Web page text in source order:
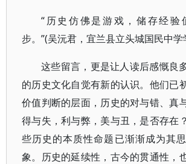
“历史仿佛是游戏，储存经验
步。”(吴沅君，宜兰县立头城国民中学
这些留言，更是让人读后感慨良
的历史文化自觉有新的认识。他们已
价值判断的层面，历史的对与错、真
得与失，利与弊，美与丑，是否存在
些历史的本质性命题已渐渐成为其
象。历史的延续性，古今的贯通性，